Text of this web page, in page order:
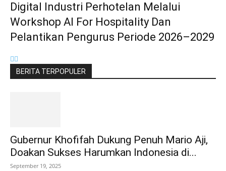
Digital Industri Perhotelan Melalui
Workshop AI For Hospitality Dan
Pelantikan Pengurus Periode 2026–2029
BERITA TERPOPULER
Gubernur Khofifah Dukung Penuh Mario Aji,
Doakan Sukses Harumkan Indonesia di...
September 19, 2025